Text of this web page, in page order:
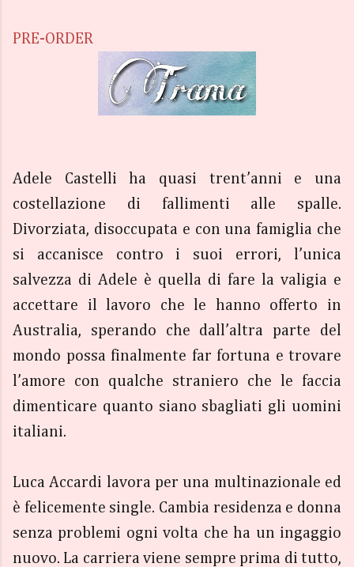
PRE-ORDER
Adele Castelli ha quasi trent’anni e una
costellazione di fallimenti alle spalle.
Divorziata, disoccupata e con una famiglia che
si accanisce contro i suoi errori, l’unica
salvezza di Adele è quella di fare la valigia e
accettare il lavoro che le hanno offerto in
Australia, sperando che dall’altra parte del
mondo possa finalmente far fortuna e trovare
l’amore con qualche straniero che le faccia
dimenticare quanto siano sbagliati gli uomini
italiani.
Luca Accardi lavora per una multinazionale ed
è felicemente single. Cambia residenza e donna
senza problemi ogni volta che ha un ingaggio
nuovo. La carriera viene sempre prima di tutto,